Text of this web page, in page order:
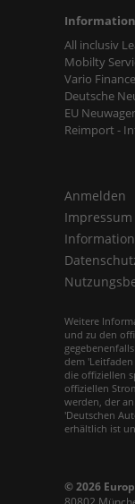
All inclusiv
Mobilty
Vario Finance
Deutsche
EU
Reimport -
Anmelden
Impressum
Weitere
und zu den
dem
die offiziellen
offiziellen
werden, der
'Deutschen
erhältlich ist
© 2026